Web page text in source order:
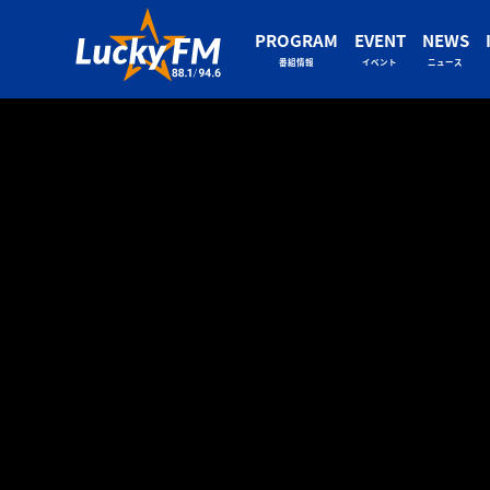
PROGRAM
番組情報
EVENT
イベント
NEWS
ニュース